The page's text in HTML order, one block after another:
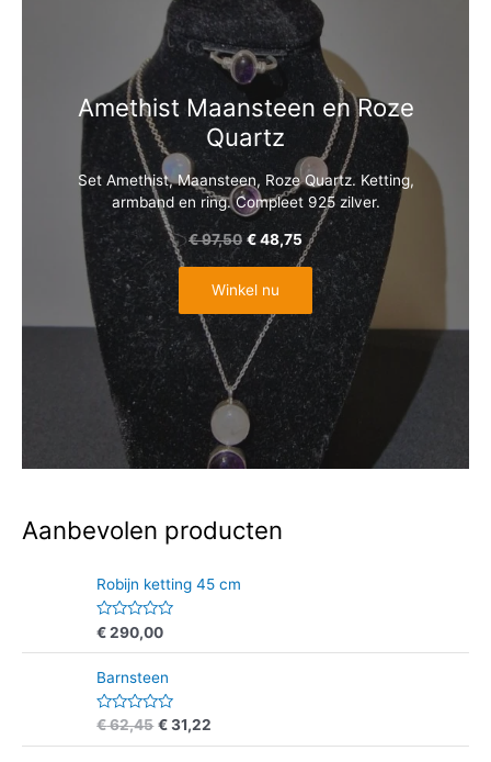
Amethist Maansteen en Roze
Quartz
Set Amethist, Maansteen, Roze Quartz. Ketting,
armband en ring. Compleet 925 zilver.
€97,50 €48,75
Winkel nu
Aanbevolen producten
Robijn ketting 45 cm
W
a
r
d
e
r
i
n
€290,00
Barnsteen
W
a
€62,45 €31,22